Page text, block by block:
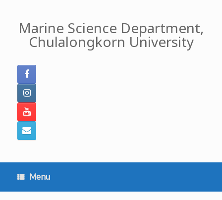
contentMarine Science Department,
Chulalongkorn University
Menu